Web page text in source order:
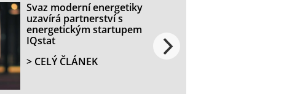
Svaz moderní energetiky
uzavírá partnerství s
energetickým startupem
IQstat
> CELÝ ČLÁNEK